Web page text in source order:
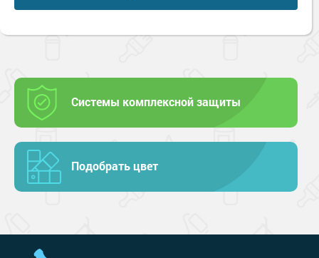
Системы комплексной защиты
Подобрать цвет